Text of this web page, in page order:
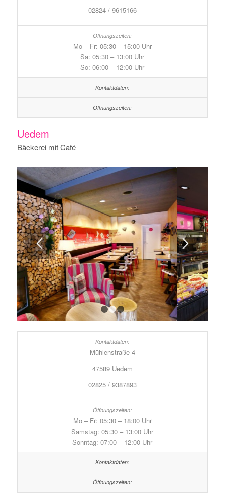
02824 / 9615166
Mo – Fr: 05:30 – 15:00 Uhr
Sa: 05:30 – 13:00 Uhr
So: 06:00 – 12:00 Uhr
Uedem
Bäckerei mit Café
1 2 3
Mühlenstraße 4
47589 Uedem
02825 / 9387893
Mo – Fr: 05:30 – 18:00 Uhr
Samstag: 05:30 – 13:00 Uhr
Sonntag: 07:00 – 12:00 Uhr